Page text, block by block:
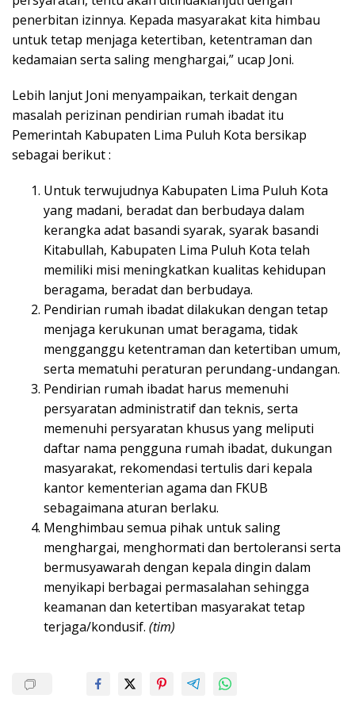
penerbitan izinnya. Kepada masyarakat kita himbau
untuk tetap menjaga ketertiban, ketentraman dan
kedamaian serta saling menghargai,” ucap Joni.
Lebih lanjut Joni menyampaikan, terkait dengan
masalah perizinan pendirian rumah ibadat itu
Pemerintah Kabupaten Lima Puluh Kota bersikap
sebagai berikut :
Untuk terwujudnya Kabupaten Lima Puluh Kota
yang madani, beradat dan berbudaya dalam
kerangka adat basandi syarak, syarak basandi
Kitabullah, Kabupaten Lima Puluh Kota telah
memiliki misi meningkatkan kualitas kehidupan
beragama, beradat dan berbudaya.
Pendirian rumah ibadat dilakukan dengan tetap
menjaga kerukunan umat beragama, tidak
mengganggu ketentraman dan ketertiban umum,
serta mematuhi peraturan perundang-undangan.
Pendirian rumah ibadat harus memenuhi
persyaratan administratif dan teknis, serta
memenuhi persyaratan khusus yang meliputi
daftar nama pengguna rumah ibadat, dukungan
masyarakat, rekomendasi tertulis dari kepala
kantor kementerian agama dan FKUB
sebagaimana aturan berlaku.
Menghimbau semua pihak untuk saling
menghargai, menghormati dan bertoleransi serta
bermusyawarah dengan kepala dingin dalam
menyikapi berbagai permasalahan sehingga
keamanan dan ketertiban masyarakat tetap
terjaga/kondusif. (tim)